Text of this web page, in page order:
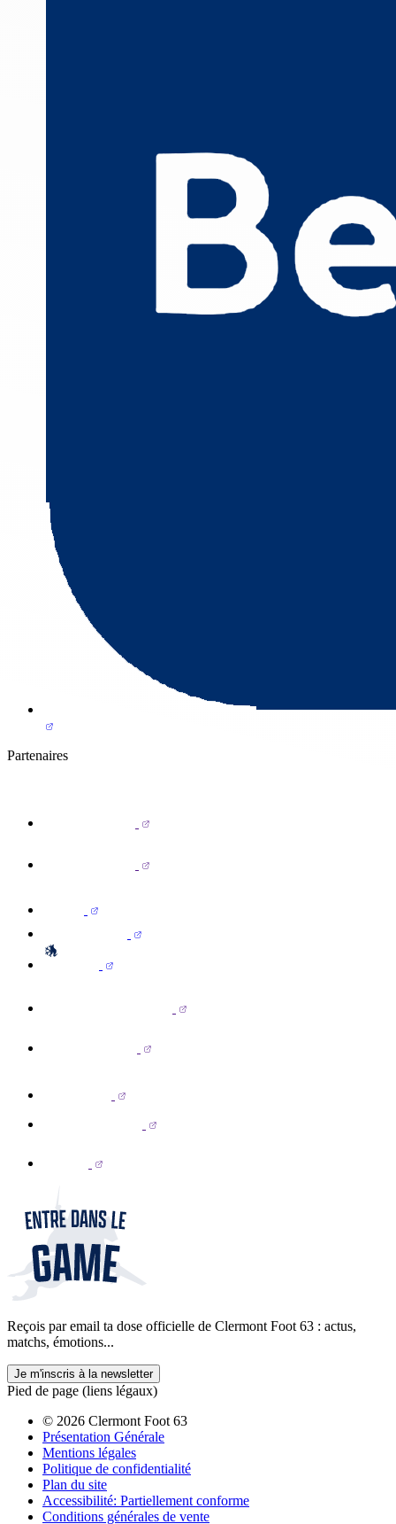
Partenaires
Reçois par email ta dose officielle de Clermont Foot 63 : actus,
matchs, émotions...
Je m'inscris à la newsletter
Pied de page (liens légaux)
© 2026 Clermont Foot 63
Présentation Générale
Mentions légales
Politique de confidentialité
Plan du site
Accessibilité: Partiellement conforme
Conditions générales de vente